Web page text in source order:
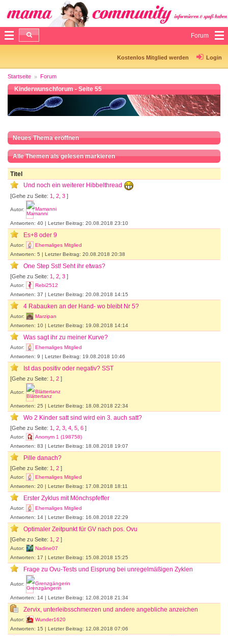
Forum
Kostenlos Mitglied werden Login
Startseite Forum
Kinderwunschforum - Seite 55
Neues Thema eröffnen
Alle Themen als gelesen markieren
Titel
Und noch ein weiterer Hibbelthread
[Gehe zu Seite: 1 2 3 ]
Autor: Mamanni
Antworten: 40 | Letzter Beitrag: 20.08.2018 23:10
Es+8 oder 9
Autor:
Ehemaliges Mitglied
Antworten: 5 | Letzter Beitrag: 20.08.2018 20:38
One Step Sst! Seht ihr etwas?
[Gehe zu Seite: 1 2 3 ]
Autor:
Rebi2512
Antworten: 37 | Letzter Beitrag: 20.08.2018 14:15
4 Rabauken an der Hand- wo bleibt Nr 5?
Autor:
Marzipan
Antworten: 10 | Letzter Beitrag: 19.08.2018 14:14
Was sagt ihr zu meiner Kurve?
Autor:
Ehemaliges Mitglied
Antworten: 9 | Letzter Beitrag: 19.08.2018 10:46
Ist das positiv oder negativ? SST
[Gehe zu Seite: 1 2 ]
Autor: Blättertanz
Antworten: 25 | Letzter Beitrag: 18.08.2018 22:34
Wo 2 Kinder satt sind wird ein 3. auch satt?
[Gehe zu Seite: 1 2 3 4 5 6 ]
Autor:
Anonym 1 (198758)
Antworten: 83 | Letzter Beitrag: 18.08.2018 19:07
Pille danach?
[Gehe zu Seite: 1 2 ]
Autor:
Ehemaliges Mitglied
Antworten: 20 | Letzter Beitrag: 17.08.2018 18:11
Erster Zyklus mit Mönchspfeffer
Autor:
Ehemaliges Mitglied
Antworten: 14 | Letzter Beitrag: 16.08.2018 22:29
Optimaler Zeitpunkt für GV nach pos. Ovu
[Gehe zu Seite: 1 2 ]
Autor:
Nadine07
Antworten: 17 | Letzter Beitrag: 15.08.2018 15:25
Frage zu Ovu-Tests und Eisprung bei unregelmäßigen Zyklen
Autor: Grenzgängerin
Antworten: 14 | Letzter Beitrag: 12.08.2018 21:34
Zervix, unterleibsschmerzen und andere angebliche anzeichen
Autor:
Wunder1620
Antworten: 15 | Letzter Beitrag: 12.08.2018 07:06